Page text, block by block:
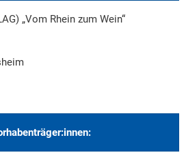
„Vom Rhein zum Wein“